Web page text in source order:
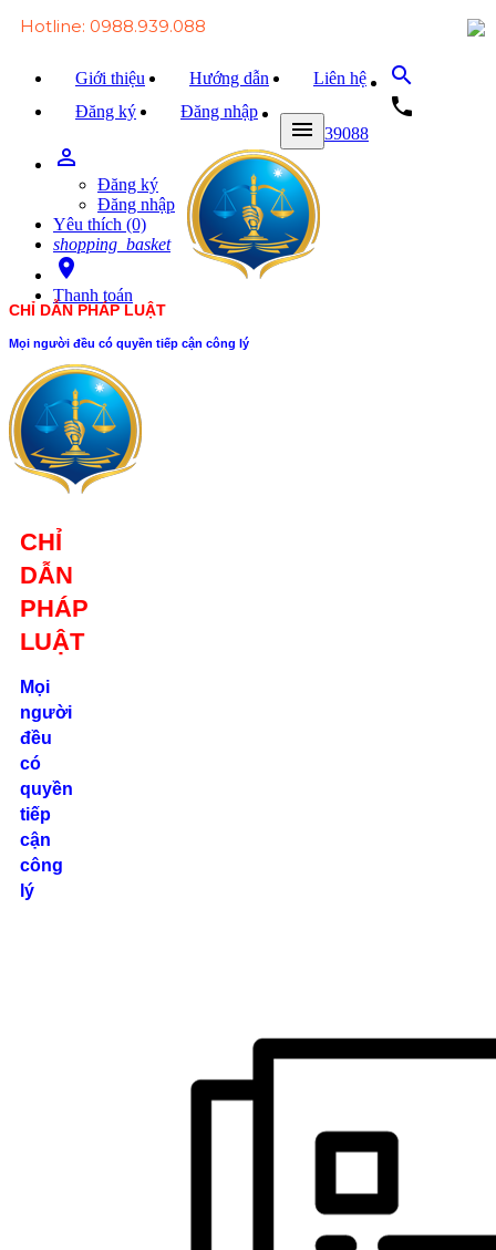
Hotline: 0988.939.088
Giới thiệu Hướng dẫn
Liên hệ
Đăng ký
Đăng nhập
search
local_phone
0988939088
person_outline
Đăng ký
Đăng nhập
Yêu thích (0)
shopping_basket
room
Thanh toán
menu
CHỈ DẪN PHÁP LUẬT
Mọi người đều có quyền tiếp cận công lý
CHỈ
DẪN
PHÁP
LUẬT
Mọi
người
đều
có
quyền
tiếp
cận
công
lý
Trang chủ
Văn bản Luật
Văn bản Đảng
Tài liệu
Hỏi - đáp
Trao đổi
Tin tức
Liên hệ
Số 24/2B
Đường Võ
Oanh, P. 25, Q.
Bình Thạnh, Tp.
Hồ Chí Minh
0862.000.639